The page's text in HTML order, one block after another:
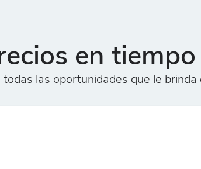
en tiempo
las oportunidades que le brinda